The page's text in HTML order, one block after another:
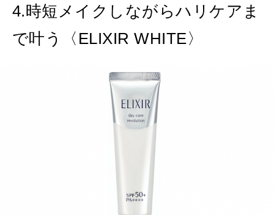
4.時短メイクしながらハリケアま
で叶う〈ELIXIR WHITE〉